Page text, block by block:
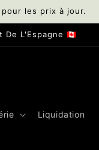
les prix à jour.
L'Espagne 🇨🇦
Liquidation